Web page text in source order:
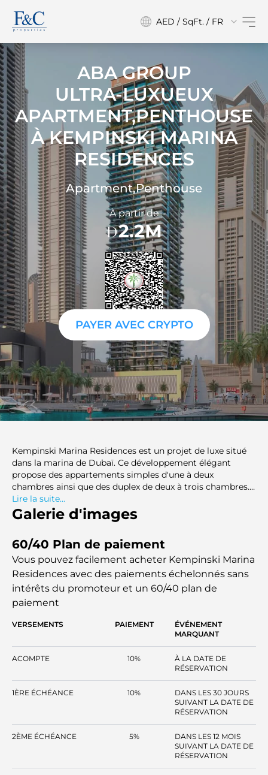
AED / SqFt. / FR
ABA GROUP
ULTRA-LUXUEUX
APARTMENT,PENTHOUSE
ÀKEMPINSKI MARINA
RESIDENCES
Apartment,Penthouse
À partir de
2.2M
PAYER AVEC CRYPTO
Kempinski Marina Residences est un projet de luxe situé
dans la marina de Dubaï. Ce développement élégant
propose des appartements simples d'une à deux
chambres ainsi que des duplex de deux à trois chambres.
Il se distingue par ses vues imprenables et ses
équipements de premier ordre. Développé par ABA
Group, Kempinski Marina Residences offre des maisons
d'horizon de Dubaï. Les familles à la recherche d'un
quartier paisible trouveront leur bonheur dans ce projet.
Les prix des propriétés commencent à partir de 2,2
millions AED. Le promoteur propose des biens haut de
gamme avec des plans de paiement de 60/40. Son
emplacement stratégique, associé à des équipements de
pointe, en fait un investissement intéressant.
Lire la suite...
Galerie d'images
60/40 Plan de paiement
Vous pouvez facilement acheter Kempinski Marina
Residences avec des paiements échelonnés sans
intérêts du promoteur et un 60/40 plan de
paiement
VERSEMENTS PAIEMENT
ÉVÉNEMENT
MARQUANT
ACOMPTE 10%
À LA DATE DE
RÉSERVATION
1ÈRE ÉCHÉANCE 10%
DANS LES 30 JOURS
SUIVANT LA DATE DE
RÉSERVATION
2ÈME ÉCHÉANCE 5%
DANS LES 12 MOIS
SUIVANT LA DATE DE
RÉSERVATION